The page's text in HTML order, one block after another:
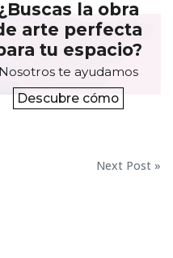
la obra
arte perfecta
tu espacio?
Nosotros te ayudamos
Descubre cómo
Next Post »